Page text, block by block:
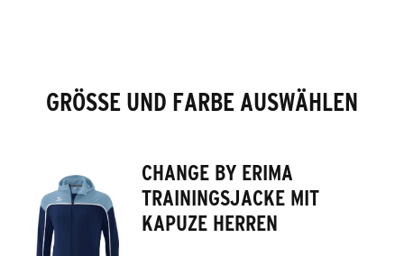
GRÖSSE UND FARBE AUSWÄHLEN
CHANGE BY ERIMA
TRAININGSJACKE MIT
KAPUZE HERREN